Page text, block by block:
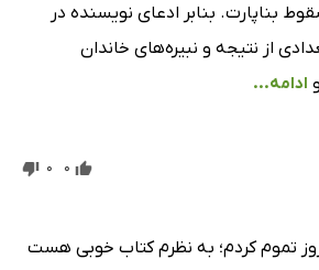
بناپارت. بنابر ادعای نویسنده در
از نتیجه و نبیره‌های خاندان
ادامه...
0
0
تموم کردم؛ به نظرم کتاب خوبی هست